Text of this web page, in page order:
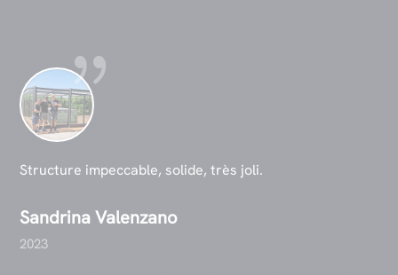
Structure impeccable, solide, très joli.
Sandrina Valenzano
2023